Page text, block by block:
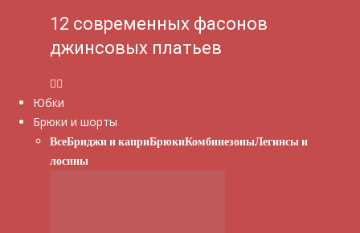
12 современных фасонов
джинсовых платьев
Юбки
Брюки и шорты
ВсеБриджи и каприБрюкиКомбинезоныЛегинсы и
лосины